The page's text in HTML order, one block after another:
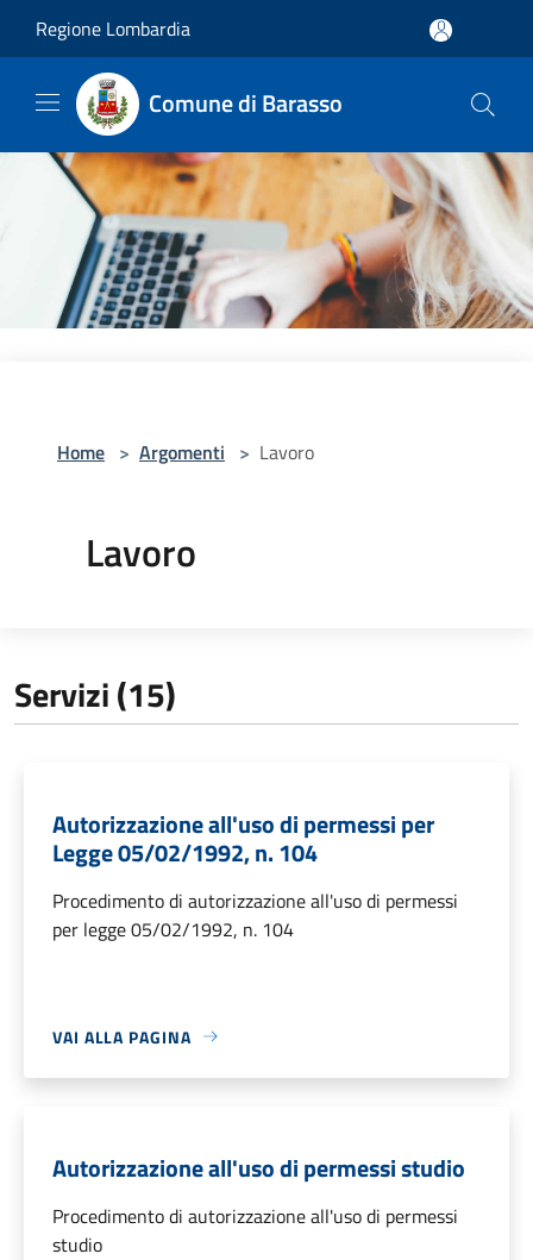
Regione Lombardia
Comune di Barasso
Home > Argomenti > Lavoro
Lavoro
Servizi (15)
Autorizzazione all'uso di permessi per
Legge 05/02/1992, n. 104
Procedimento di autorizzazione all'uso di permessi
per legge 05/02/1992, n. 104
VAI ALLA PAGINA
Autorizzazione all'uso di permessi studio
Procedimento di autorizzazione all'uso di permessi
studio